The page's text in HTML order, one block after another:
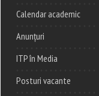
Calendar academic
Anunțuri
ITP în Media
Posturi vacante